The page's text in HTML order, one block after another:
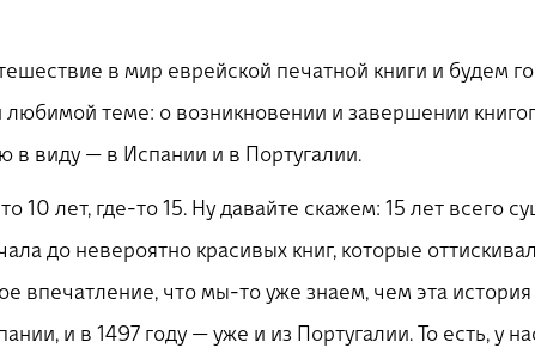
в мир еврейской печатной книги и будем
теме: о возникновении и завершении
в виду — в Испании и в Португалии.
10 лет, где-то 15. Ну давайте скажем: 15 лет всего
до невероятно красивых книг, которые
впечатление, что мы-то уже знаем, чем эта
и в 1497 году — уже и из Португалии. То есть, у